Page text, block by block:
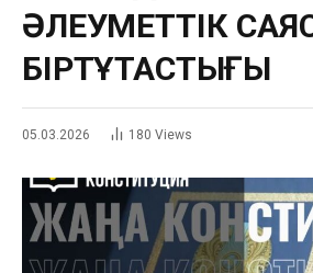
ӘЛЕУМЕТТІК
БІРТҰТАСТЫҒЫ
05.03.2026 180 Views